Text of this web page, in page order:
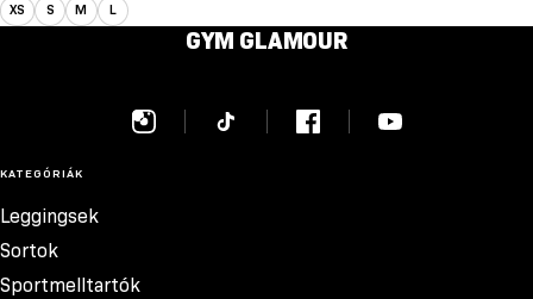
XS S M L
GYM GLAMOUR
KATEGÓRIÁK
Leggingsek
Sortok
Sportmelltartók